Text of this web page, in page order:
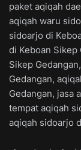
paket aqiqah
aqiqah waru
sidoarjo di
di Keboan Sikep
Sikep
Gedangan,
Gedangan, jasa
tempat aqiqah
aqiqah sidoarjo